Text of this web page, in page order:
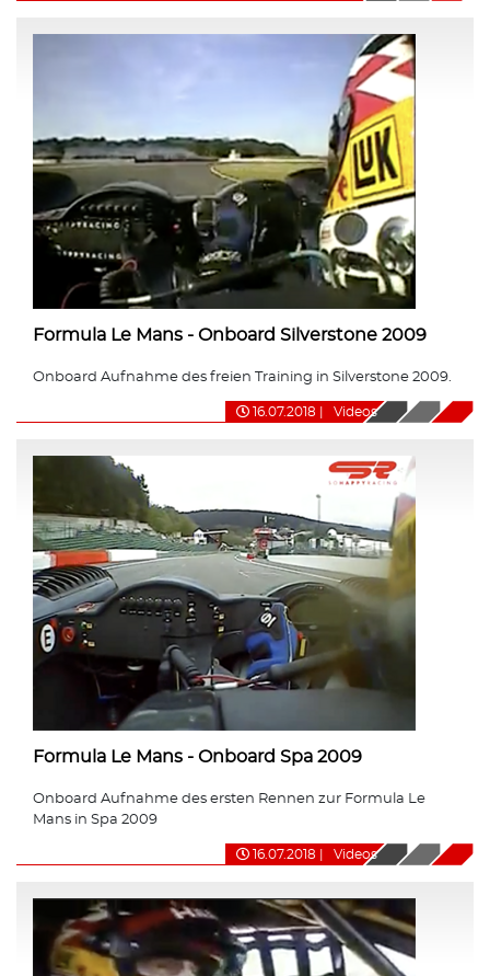
Formula Le Mans - Onboard Silverstone 2009
Onboard Aufnahme des freien Training in Silverstone 2009.
16.07.2018 Videos
Formula Le Mans - Onboard Spa 2009
Onboard Aufnahme des ersten Rennen zur Formula Le
Mans in Spa 2009
16.07.2018 Videos